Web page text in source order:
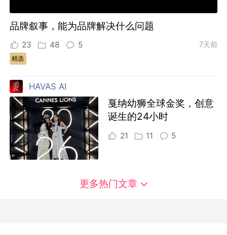
品牌叙事，能为品牌解决什么问题
23 48 5 7天前
精选
HAVAS AI
戛纳幼狮全球金奖，创意
诞生的24小时
21 11 5
更多热门文章